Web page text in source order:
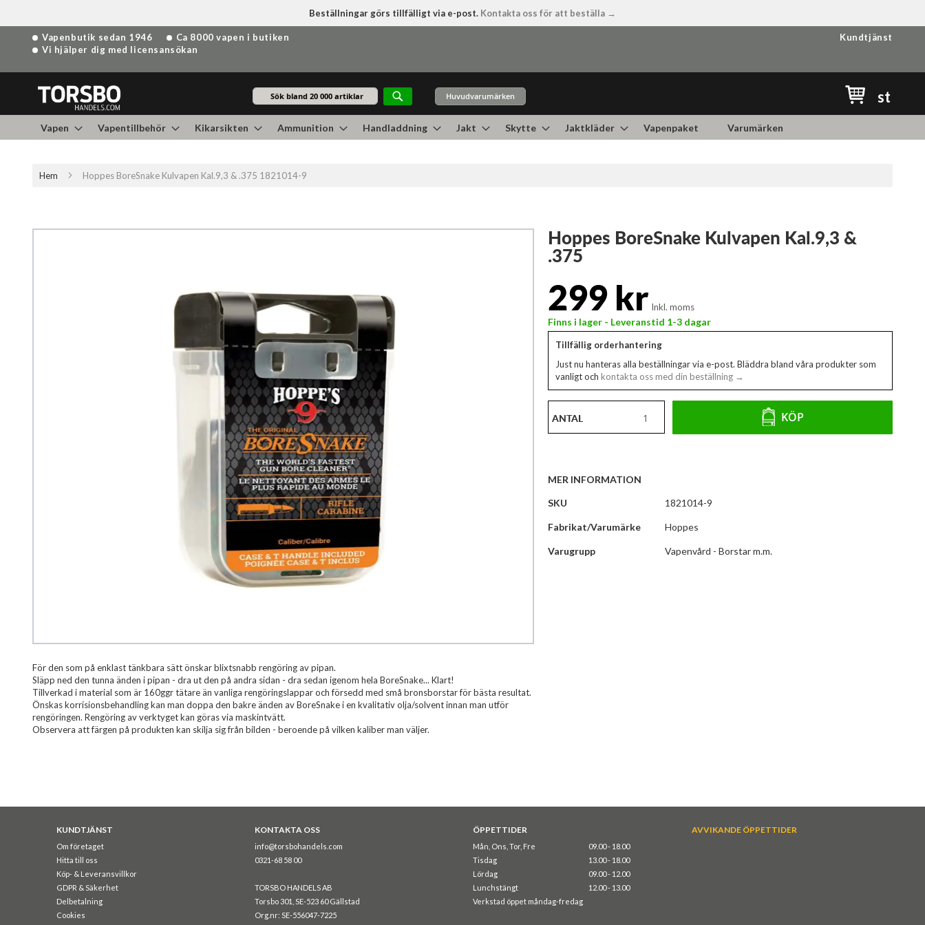
Beställningar görs tillfälligt via e-post. Kontakta oss för att beställa →
Hoppa
till
Vapenbutik sedan 1946
Ca 8000 vapen i butiken
Vi hjälper dig med licensansökan
Kundtjänst
Sök
Huvudvarumärken st
Vapen Vapentillbehör Kikarsikten Ammunition Handladdning Jakt Skytte Jaktkläder Vapenpaket Varumärken
Hem Hoppes BoreSnake Kulvapen Kal.9,3 & .375 1821014-9
Hoppa
till
början
av
bildgalleriet
För den som på enklast tänkbara sätt önskar blixtsnabb rengöring av pipan.
Släpp ned den tunna änden i pipan - dra ut den på andra sidan - dra sedan igenom hela BoreSnake... Klart!
Tillverkad i material som är 160ggr tätare än vanliga rengöringslappar och försedd med små bronsborstar för bästa resultat.
Önskas korrisionsbehandling kan man doppa den bakre änden av BoreSnake i en kvalitativ olja/solvent innan man utför
rengöringen. Rengöring av verktyget kan göras via maskintvätt.
Observera att färgen på produkten kan skilja sig från bilden - beroende på vilken kaliber man väljer.
Hoppes BoreSnake Kulvapen Kal.9,3 &
.375
299 kr Inkl. moms
Finns i lager - Leveranstid 1-3 dagar
Tillfällig orderhantering
Just nu hanteras alla beställningar via e-post. Bläddra bland våra produkter som
vanligt och kontakta oss med din beställning →
ANTAL KÖP
MER INFORMATION
Mer
SKU 1821014-9
Fabrikat/Varumärke Hoppes
Varugrupp Vapenvård - Borstar m.m.
KUNDTJÄNST
Om företaget
Hitta till oss
Köp- & Leveransvillkor
GDPR & Säkerhet
Delbetalning
Cookies
KONTAKTA OSS
info@torsbohandels.com
0321-68 58 00
TORSBO HANDELS AB
Torsbo 301, SE-523 60 Gällstad
Org.nr: SE-556047-7225
ÖPPETTIDER
Mån, Ons, Tor, Fre
09.00 - 18.00
Tisdag
13.00 - 18.00
Lördag
09.00 - 12.00
Lunchstängt
12.00 - 13.00
Verkstad öppet måndag-fredag
AVVIKANDE ÖPPETTIDER